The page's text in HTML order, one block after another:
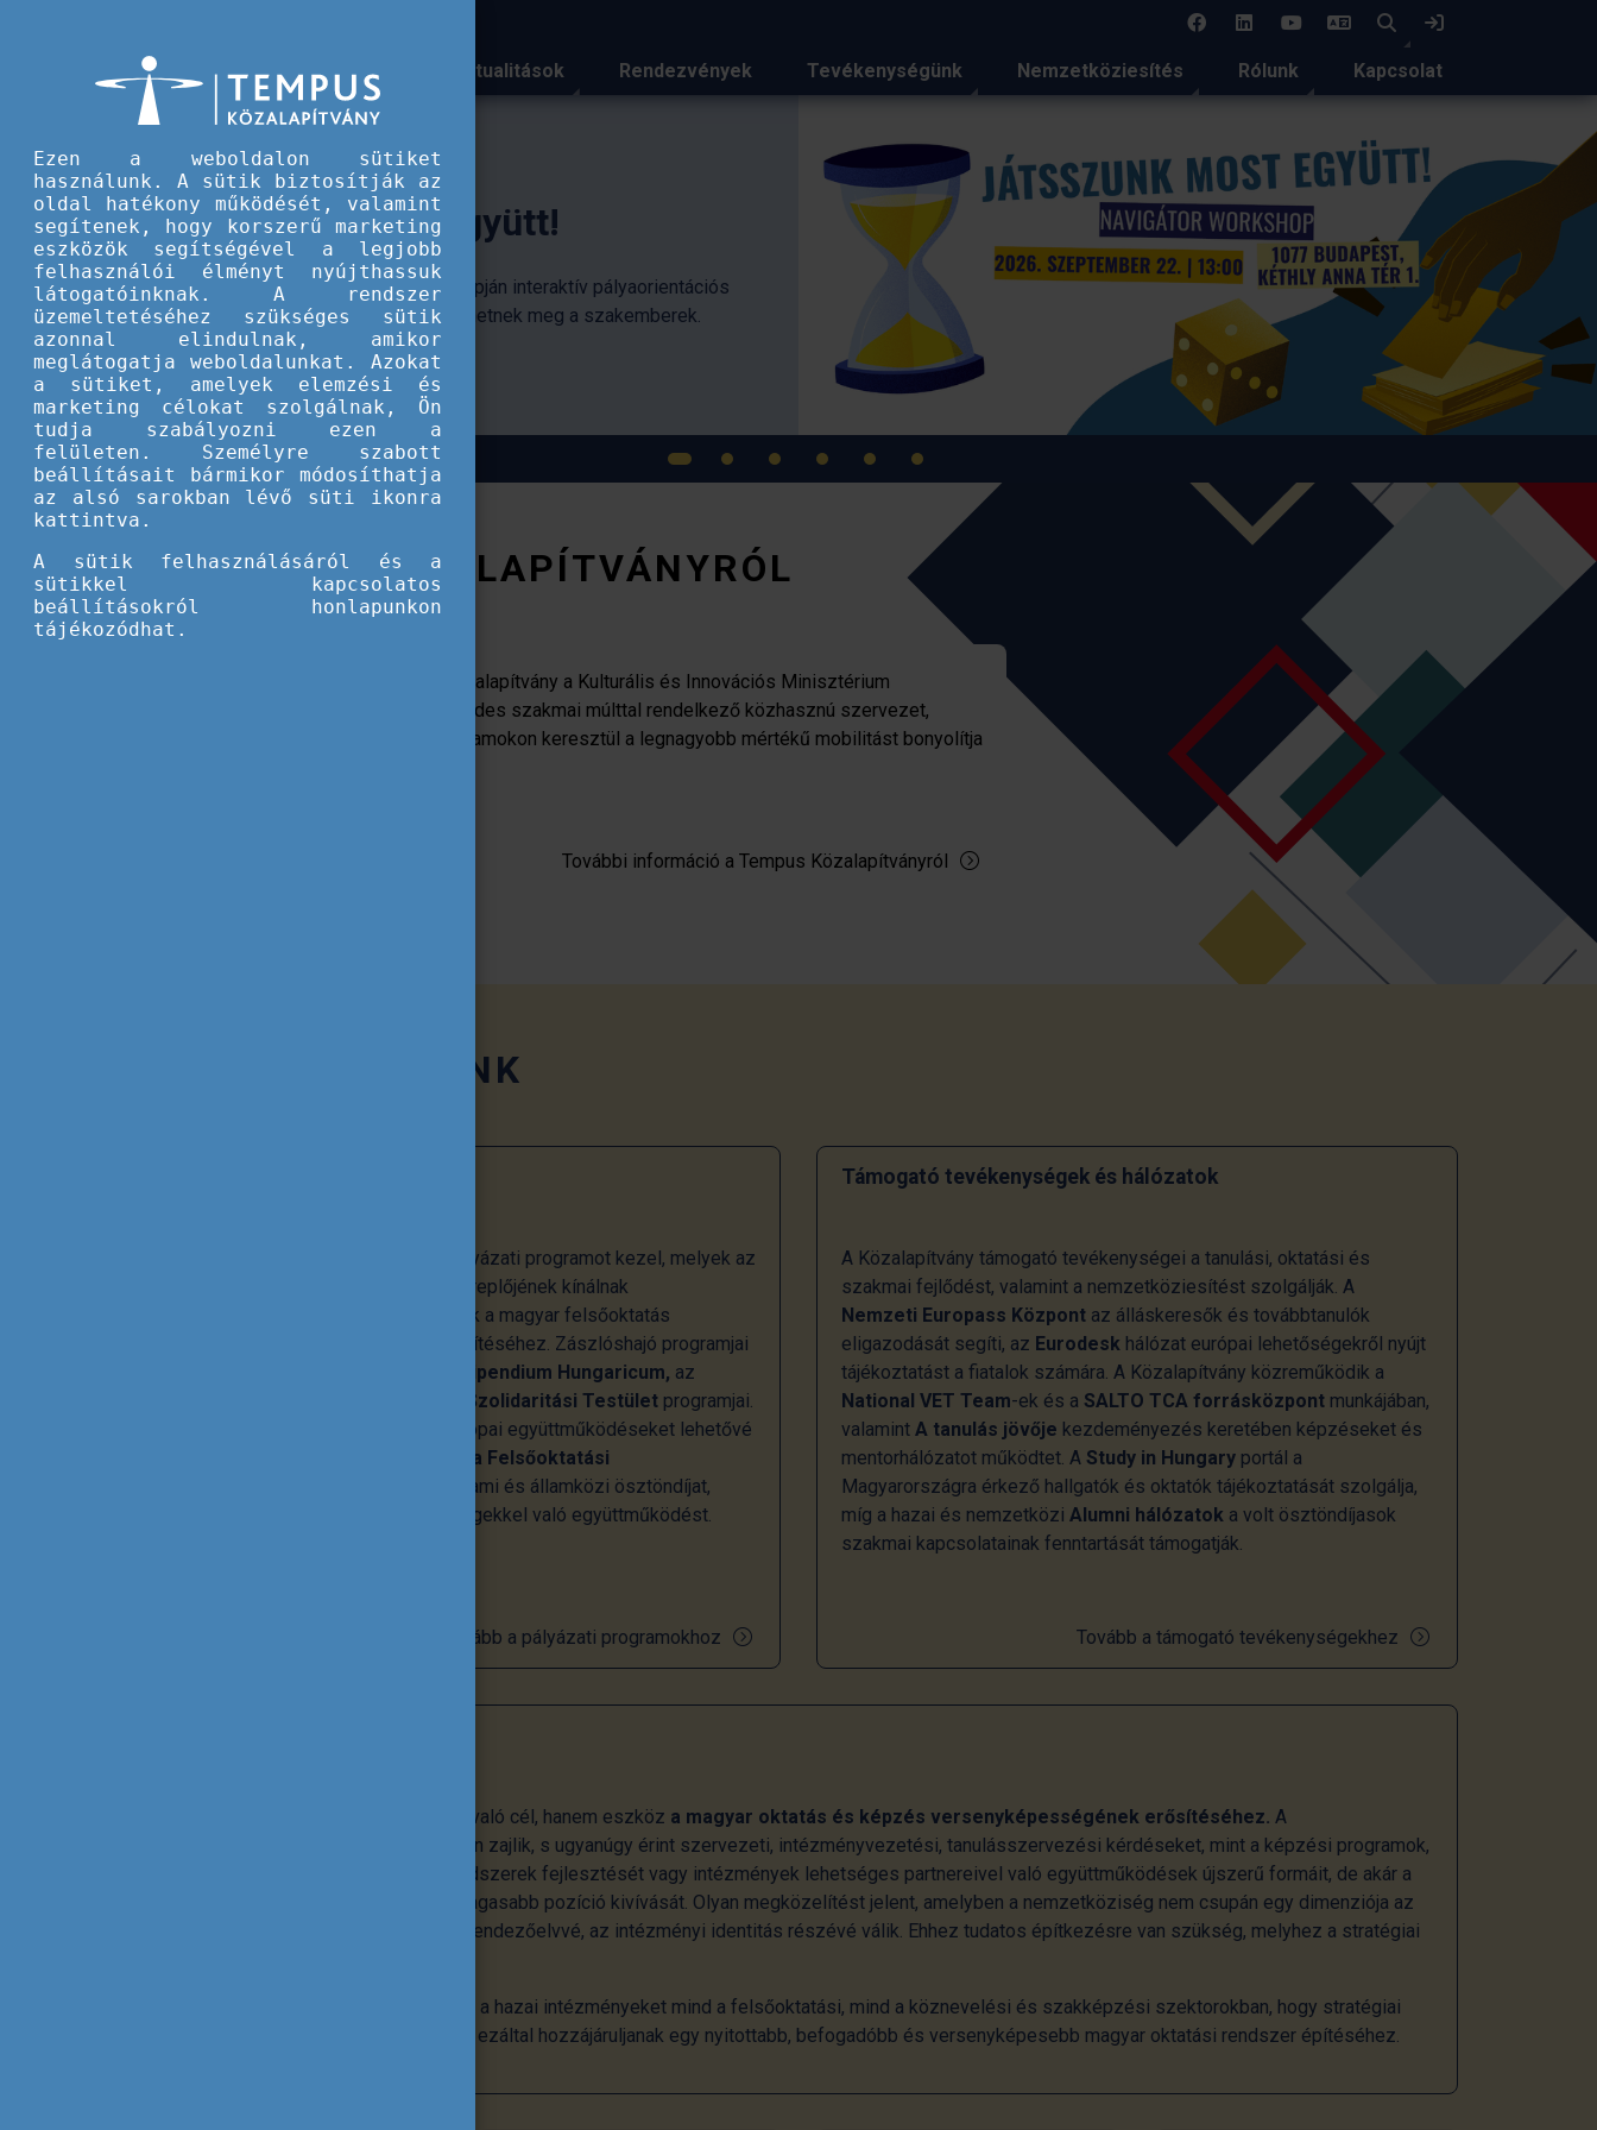
EN Keresés
Aktualitások Rendezvények Tevékenységünk Nemzetköziesítés Rólunk Kapcsolat
A Tempus közalapítvány kiemelt hírei
Magyar delegáció az EAIE
glasgow-i konferenciáján
2026-ban Glasgow ad otthont a nemzetközi felsőoktatás
legjelentősebb szakmai eseményének, az EAIE
rendezvénynek.
A TEMPUS KÖZALAPÍTVÁNYRÓL
Az 1996-ban létrehozott Tempus Közalapítvány a Kulturális és Innovációs Minisztérium
felügyelete alatt működő, több évtizedes szakmai múlttal rendelkező közhasznú szervezet,
amely az általa kezelt pályázati programokon keresztül a legnagyobb mértékű mobilitást bonyolítja
További információ a Tempus Közalapítványról
TEVÉKENYSÉGÜNK
A Tempus Közalapítvány számos pályázati programot kezel, melyek az
oktatás és képzés minden hazai szereplőjének kínálnak
lehetőségeket, emellett hozzájárulnak a magyar felsőoktatás
nemzetközi beágyazottságának erősítéséhez. Zászlóshajó programjai
Stipendium Hungaricum, az
Európai Szolidaritási Testület programjai.
Ezek mellett koordinálja a közép-európai együttműködéseket lehetővé
Diaszpóra Felsőoktatási
és számos állami és államközi ösztöndíjat,
valamint határon túli magyar közösségekkel való együttműködést.
Tovább a pályázati programokhoz
Támogató tevékenységek és hálózatok
A Közalapítvány támogató tevékenységei a tanulási, oktatási és
szakmai fejlődést, valamint a nemzetköziesítést szolgálják. A
Nemzeti Europass Központ az álláskeresők és továbbtanulók
eligazodását segíti, az Eurodesk hálózat európai lehetőségekről nyújt
tájékoztatást a fiatalok számára. A Közalapítvány közreműködik a
National VET Team-ek és a SALTO TCA forrásközpont munkájában,
valamint A tanulás jövője kezdeményezés keretében képzéseket és
mentorhálózatot működtet. A Study in Hungary portál a
Magyarországra érkező hallgatók és oktatók tájékoztatását szolgálja,
míg a hazai és nemzetközi Alumni hálózatok a volt ösztöndíjasok
szakmai kapcsolatainak fenntartását támogatják.
Tovább a támogató tevékenységekhez
A nemzetköziesítés nem önmagáért való cél, hanem eszköz a magyar oktatás és képzés versenyképességének erősítéséhez. A
nemzetköziesítés az intézményekben zajlik, s ugyanúgy érint szervezeti, intézményvezetési, tanulásszervezési kérdéseket, mint a képzési programok,
tananyagok, innovatív pedagógiai módszerek fejlesztését vagy intézmények lehetséges partnereivel való együttműködések újszerű formáit, de akár a
különböző rangsorokon való minél magasabb pozíció kivívását. Olyan megközelítést jelent, amelyben a nemzetköziség nem csupán egy dimenziója az
intézmény életének, hanem egyfajta rendezőelvvé, az intézményi identitás részévé válik. Ehhez tudatos építkezésre van szükség, melyhez a stratégiai
A Tempus Közalapítvány abban segíti a hazai intézményeket mind a felsőoktatási, mind a köznevelési és szakképzési szektorokban, hogy stratégiai
szintre emeljék a nemzetköziesítést, ezáltal hozzájáruljanak egy nyitottabb, befogadóbb és versenyképesebb magyar oktatási rendszer építéséhez.
Ezen a weboldalon sütiket
használunk. A sütik biztosítják az
oldal hatékony működését, valamint
segítenek, hogy korszerű marketing
eszközök segítségével a legjobb
felhasználói élményt nyújthassuk
látogatóinknak. A rendszer
üzemeltetéséhez szükséges sütik
azonnal elindulnak, amikor
meglátogatja weboldalunkat. Azokat
a sütiket, amelyek elemzési és
marketing célokat szolgálnak, Ön
tudja szabályozni ezen a
felületen. Személyre szabott
beállításait bármikor módosíthatja
az alsó sarokban lévő süti ikonra
kattintva.
A sütik felhasználásáról és a
sütikkel kapcsolatos
beállításokról honlapunkon
tájékozódhat.